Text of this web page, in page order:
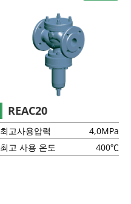
REAC20
최고사용압력
4,0MPa
최고 사용 온도
400℃